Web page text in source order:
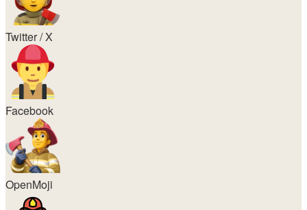
Twitter / X
Facebook
OpenMoji